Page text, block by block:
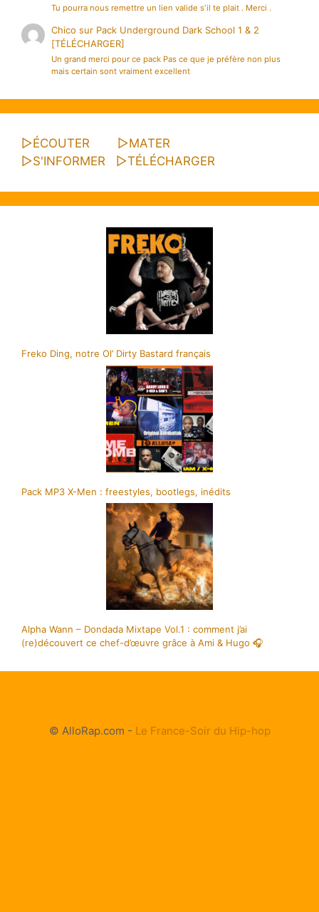
Tu pourra nous remettre un lien valide s'il te plait . Merci .
Chico sur Pack Underground Dark School 1 & 2
[TÉLÉCHARGER]
Un grand merci pour ce pack Pas ce que je préfère non plus
mais certain sont vraiment excellent
▷ÉCOUTER ▷MATER
▷S'INFORMER ▷TÉLÉCHARGER
Freko Ding, notre Ol’ Dirty Bastard français
Pack MP3 X-Men : freestyles, bootlegs, inédits
Alpha Wann – Dondada Mixtape Vol.1 : comment j’ai
(re)découvert ce chef-d’œuvre grâce à Ami & Hugo 🎧
© AlloRap.com - Le France-Soir du Hip-hop